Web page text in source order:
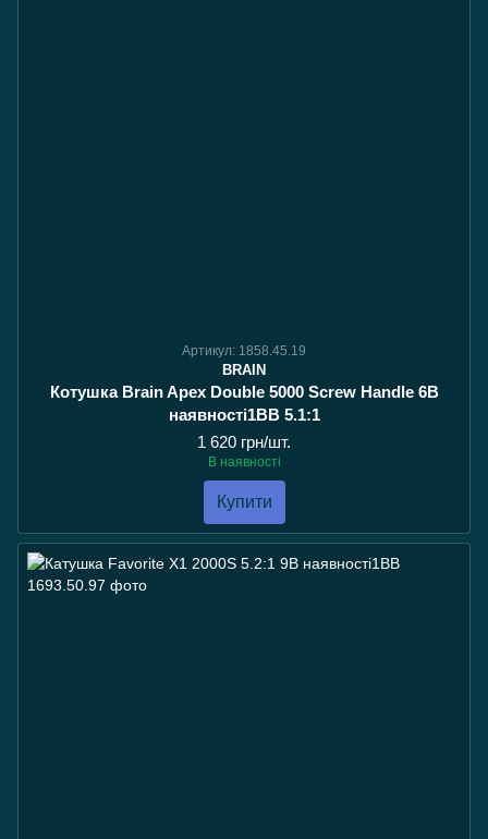
Артикул: 1858.45.19
BRAIN
Котушка Brain Apex Double 5000 Screw Handle 6В
наявності1BB 5.1:1
1 620 грн/шт.
В наявності
Купити